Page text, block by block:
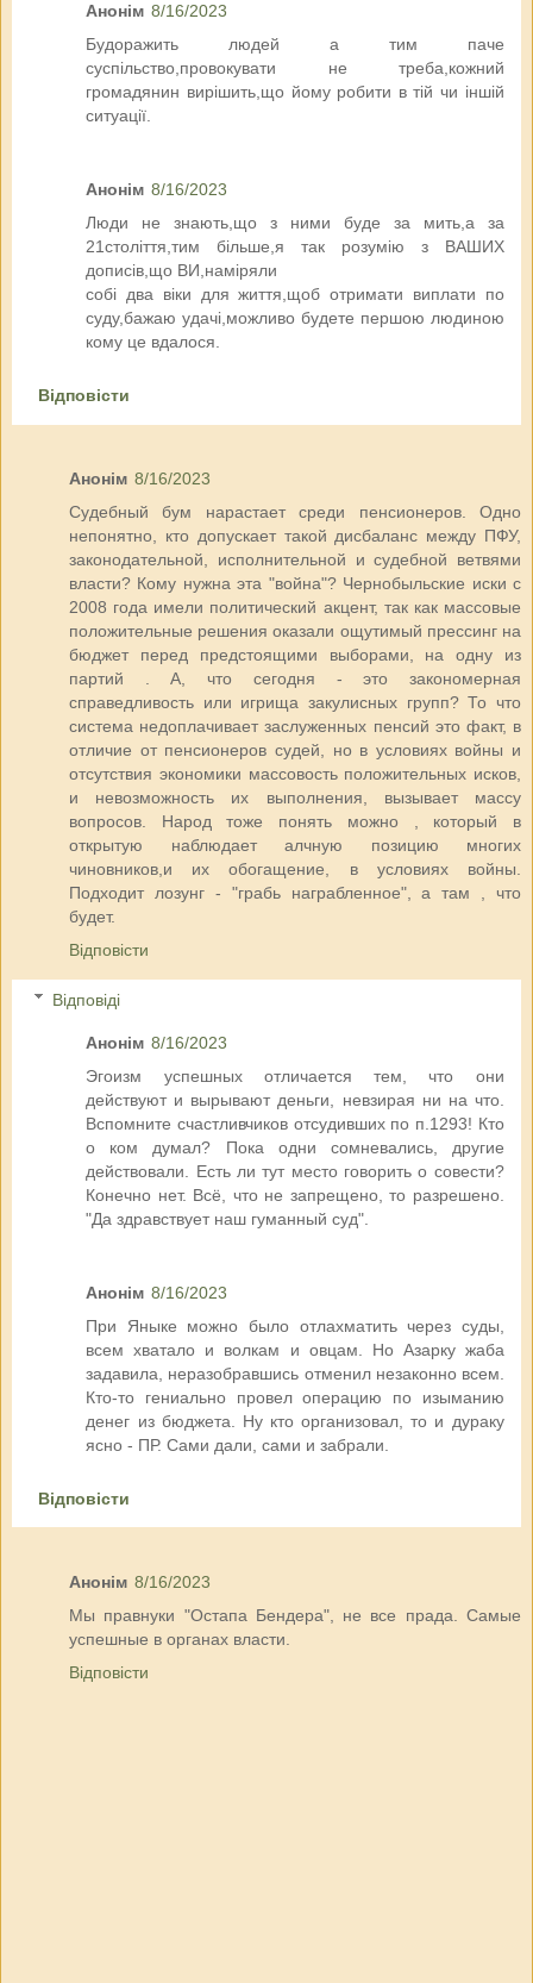
Анонім 8/16/2023
Будоражить людей а тим паче
суспільство,провокувати не треба,кожний
громадянин вирішить,що йому робити в тій чи іншій
ситуації.
Анонім 8/16/2023
Люди не знають,що з ними буде за мить,а за
21століття,тим більше,я так розумію з ВАШИХ
дописів,що ВИ,наміряли
собі два віки для життя,щоб отримати виплати по
суду,бажаю удачі,можливо будете першою людиною
кому це вдалося.
Відповісти
Анонім 8/16/2023
Судебный бум нарастает среди пенсионеров. Одно
непонятно, кто допускает такой дисбаланс между ПФУ,
законодательной, исполнительной и судебной ветвями
власти? Кому нужна эта "война"? Чернобыльские иски с
2008 года имели политический акцент, так как массовые
положительные решения оказали ощутимый прессинг на
бюджет перед предстоящими выборами, на одну из
партий . А, что сегодня - это закономерная
справедливость или игрища закулисных групп? То что
система недоплачивает заслуженных пенсий это факт, в
отличие от пенсионеров судей, но в условиях войны и
отсутствия экономики массовость положительных исков,
и невозможность их выполнения, вызывает массу
вопросов. Народ тоже понять можно , который в
открытую наблюдает алчную позицию многих
чиновников,и их обогащение, в условиях войны.
Подходит лозунг - "грабь награбленное", а там , что
будет.
Відповісти
Відповіді
Анонім 8/16/2023
Эгоизм успешных отличается тем, что они
действуют и вырывают деньги, невзирая ни на что.
Вспомните счастливчиков отсудивших по п.1293! Кто
о ком думал? Пока одни сомневались, другие
действовали. Есть ли тут место говорить о совести?
Конечно нет. Всё, что не запрещено, то разрешено.
"Да здравствует наш гуманный суд".
Анонім 8/16/2023
При Яныке можно было отлахматить через суды,
всем хватало и волкам и овцам. Но Азарку жаба
задавила, неразобравшись отменил незаконно всем.
Кто-то гениально провел операцию по изыманию
денег из бюджета. Ну кто организовал, то и дураку
ясно - ПР. Сами дали, сами и забрали.
Відповісти
Анонім 8/16/2023
Мы правнуки "Остапа Бендера", не все прада. Самые
успешные в органах власти.
Відповісти